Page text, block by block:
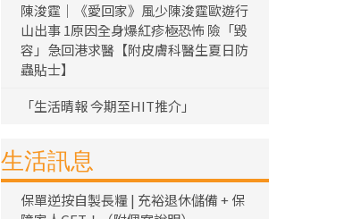
陳浚霆｜《愛回家》風少陳浚霆歐遊行
山出事 1原因全身爆紅疹極恐怖 險「毀
容」急回港求醫【附皮膚科醫生夏日防
蟲貼士】
「生活晴報 今期至HIT推介」
生活訊息
保單逆按自製長糧 | 充裕退休儲備 + 保